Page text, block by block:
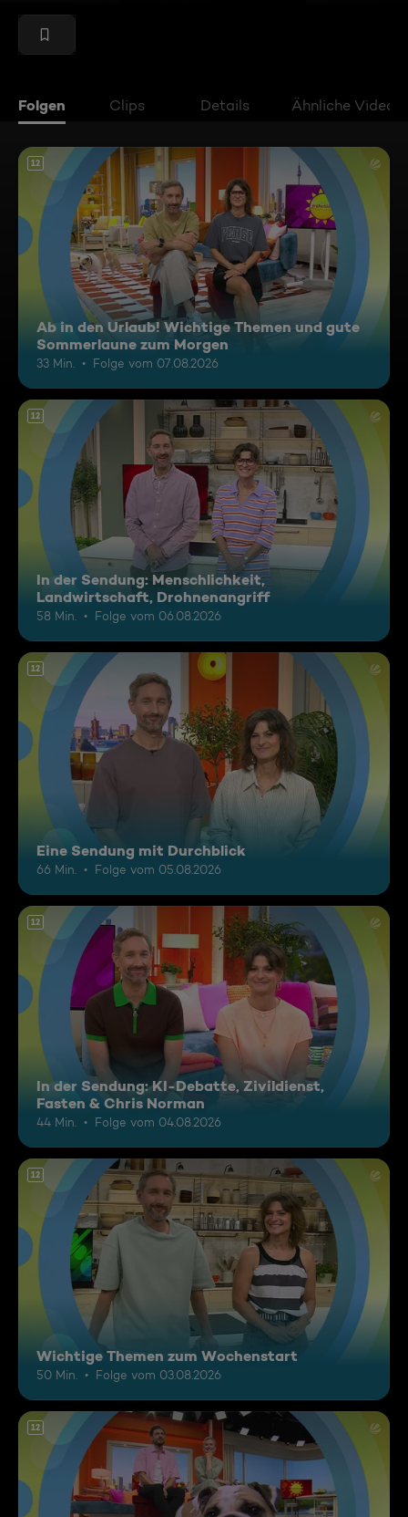
Folgen Clips Details Ähnliche Videos
12
Ab in den Urlaub! Wichtige Themen und gute
Sommerlaune zum Morgen
33 Min. Folge vom 07.08.2026
12
In der Sendung: Menschlichkeit,
Landwirtschaft, Drohnenangriff
58 Min. Folge vom 06.08.2026
12
Eine Sendung mit Durchblick
66 Min. Folge vom 05.08.2026
12
In der Sendung: KI-Debatte, Zivildienst,
Fasten & Chris Norman
44 Min. Folge vom 04.08.2026
12
Wichtige Themen zum Wochenstart
50 Min. Folge vom 03.08.2026
12